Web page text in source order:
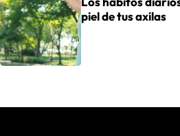
piel de tus axilas